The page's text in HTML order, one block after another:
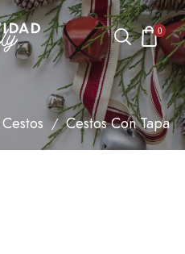
0
Cestos / Cestos Con Tapa